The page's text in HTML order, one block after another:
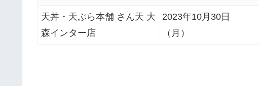
天丼・天ぷら本舗 さん天 大
森インター店
2023年10月30日
（月）